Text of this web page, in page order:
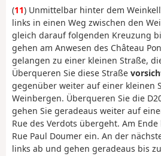
(11) Unmittelbar hinter dem
links in einen Weg zwischen den
gleich darauf folgenden Kreuzung
gehen am Anwesen des Château
gelangen zu einer kleinen Straße,
Überqueren Sie diese Straße
gegenüber weiter auf einer kleinen
Weinbergen. Überqueren Sie die
gehen Sie geradeaus weiter auf
Rue des Verdots übergeht. Am
Rue Paul Doumer ein. An der
links ab und gehen geradeaus bis